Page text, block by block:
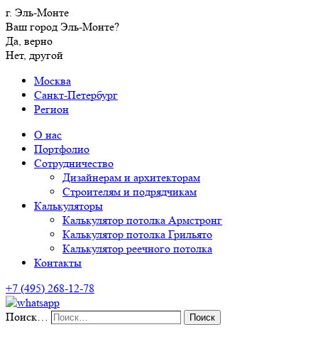
г. Эль-Монте
Ваш город Эль-Монте?
Да, верно
Нет, другой
Москва
Санкт-Петербург
Регион
О нас
Портфолио
Сотрудничество
Дизайнерам и архитекторам
Строителям и подрядчикам
Калькуляторы
Калькулятор потолка Армстронг
Калькулятор потолка Грильято
Калькулятор реечного потолка
Контакты
+7 (495) 268-12-78
Поиск… Поиск